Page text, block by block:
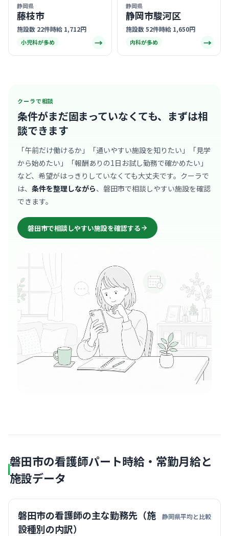
静岡県
藤枝市
施設数 22件時給 1,712円
小児科が多め →
静岡県
静岡市駿河区
施設数 52件時給 1,650円
内科が多め →
クーラで相談
条件がまだ固まっていなくても、 まずは相
談できます
「午前だけ働けるか」「通いやすい施設を知りたい」「見学
から始めたい」「報酬ありの1日お試し勤務で確かめたい」
など、希望がはっきりしていなくても大丈夫です。クーラで
は、 条件を整理しながら、磐田市で相談しやすい施設を確認
できます。
磐田市で相談しやすい施設を確認する
磐田市の看護師パート時給・常勤月給と
施設データ
磐田市の看護師の主な勤務先（施
設種別の内訳）
静岡県平均と比較